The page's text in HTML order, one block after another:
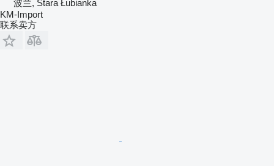
波兰, Stara Łubianka
KM-Import
联系卖方